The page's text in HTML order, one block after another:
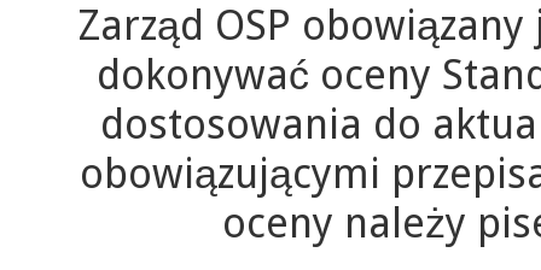
Zarząd OSP
dokonywać oceny
dostosowania do
obowiązującymi
oceny należy